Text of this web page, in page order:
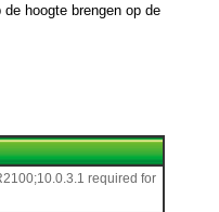
hoogte brengen op de
required for